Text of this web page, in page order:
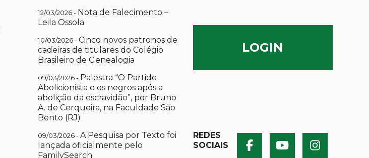
12/03/2026 - Nota de Falecimento –
Leila Ossola
10/03/2026 -Cinco novos patronos de
cadeiras de titulares do Colégio
Brasileiro de Genealogia
09/03/2026 - Palestra “O Partido
Abolicionista e os negros após a
abolição da escravidão”, por Bruno
A. de Cerqueira, na Faculdade São
Bento (RJ)
09/03/2026 -A Pesquisa por Texto foi
lançada oficialmente pelo
FamilySearch
LOGIN
REDES
SOCIAIS